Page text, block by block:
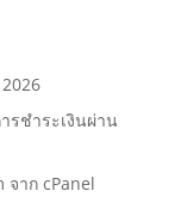
รชำระเงินผ่าน
จาก cPanel